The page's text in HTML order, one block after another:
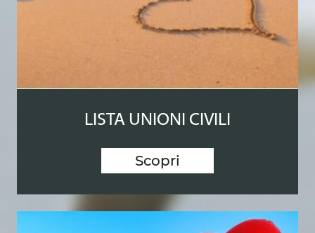
LISTA UNIONI CIVILI
Scopri